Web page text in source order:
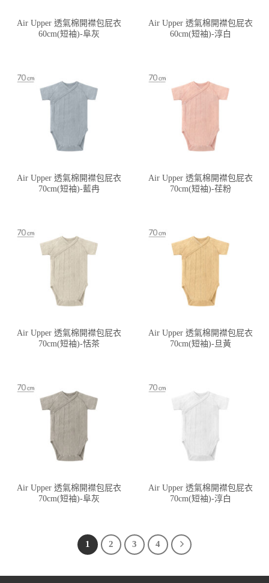
Air Upper 透氣棉開襟包屁衣
60cm(短袖)-阜灰
Air Upper 透氣棉開襟包屁衣
60cm(短袖)-淳白
Air Upper 透氣棉開襟包屁衣
70cm(短袖)-藍冉
Air Upper 透氣棉開襟包屁衣
70cm(短袖)-荏粉
Air Upper 透氣棉開襟包屁衣
70cm(短袖)-恬茶
Air Upper 透氣棉開襟包屁衣
70cm(短袖)-旦黃
Air Upper 透氣棉開襟包屁衣
70cm(短袖)-阜灰
Air Upper 透氣棉開襟包屁衣
70cm(短袖)-淳白
1 2 3 4